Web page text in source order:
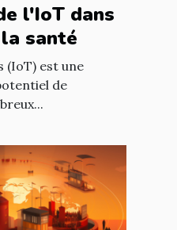
l'IoT dans
santé
(IoT) est une
de